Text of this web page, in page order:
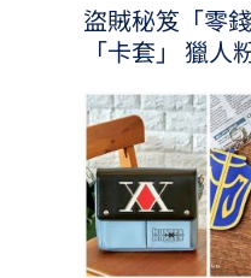
盜賊秘笈「零
「卡套」 獵人